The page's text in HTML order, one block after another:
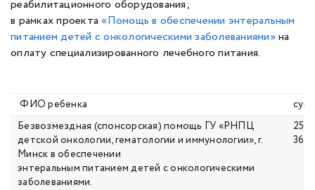
реабилитационного оборудования;
в рамках проекта «Помощь в обеспечении энтеральным
питанием детей с онкологическими заболеваниями»на
оплату специализированного лечебного питания.
ФИО ребенка
Безвозмездная (спонсорская) помощь ГУ «РНПЦ
детской онкологии, гематологии и иммунологии», г.
Минск в обеспечении
энтеральным питанием детей с онкологическими
заболеваниями.
25